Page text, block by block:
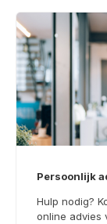
Persoonlijk
Hulp nodig?
online advies